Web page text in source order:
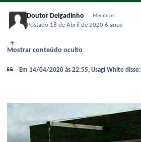
Doutor Delgadinho Membros
Postado 18 de Abril de 20206 anos
Mostrar conteúdo oculto
Em 14/04/2020 às 22:55, Usagi White disse: